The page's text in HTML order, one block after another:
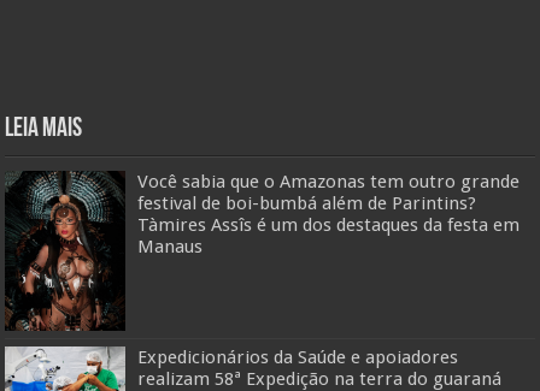
Leia mais
Você sabia que o Amazonas tem outro grande
festival de boi-bumbá além de Parintins?
Tàmires Assîs é um dos destaques da festa em
Manaus
Expedicionários da Saúde e apoiadores
realizam 58ª Expedição na terra do guaraná